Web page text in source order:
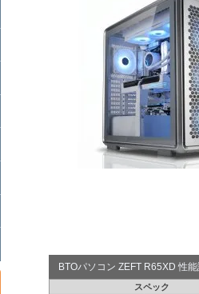
BTOパソコン ZEFT R65XD 性
スペック